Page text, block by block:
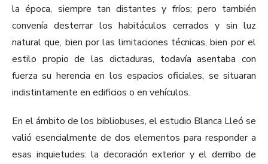
la época, siempre tan distantes y fríos; pero también
convenía desterrar los habitáculos cerrados y sin luz
natural que, bien por las limitaciones técnicas, bien por el
estilo propio de las dictaduras, todavía asentaba con
fuerza su herencia en los espacios oficiales, se situaran
indistintamente en edificios o en vehículos.
En el ámbito de los bibliobuses, el estudio Blanca Lleó se
valió esencialmente de dos elementos para responder a
esas inquietudes: la decoración exterior y el derribo de